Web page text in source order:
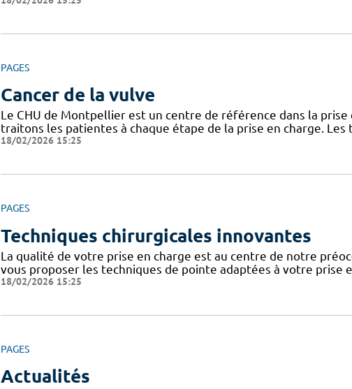
PAGES
Cancer de la vulve
Le CHU de Montpellier est un centre de référence dans la prise
traitons les patientes à chaque étape de la prise en charge.
18/02/2026 15:25
PAGES
Techniques chirurgicales innovantes
La qualité de votre prise en charge est au centre de notre
vous proposer les techniques de pointe adaptées à votre prise
18/02/2026 15:25
PAGES
Actualités